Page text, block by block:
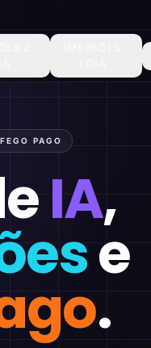
PAGO
IA,
e
.